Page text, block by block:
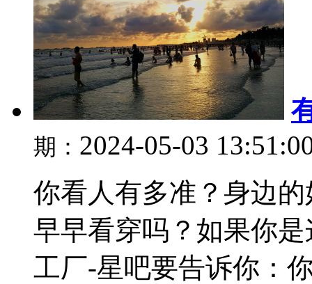
期： 2024-05-03
你看人有多准？身边
早早看穿吗？如果你
工厂-星吧要告诉你：